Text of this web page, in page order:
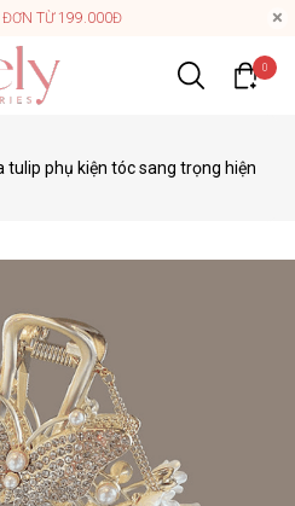
ĐƠN TỪ 199.000Đ
0
tulip phụ kiện tóc sang trọng hiện